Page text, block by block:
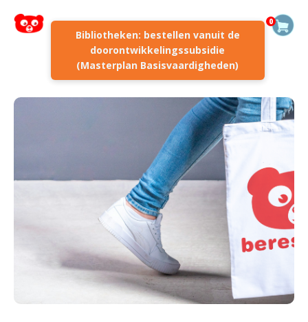
Bibliotheken: bestellen vanuit de
doorontwikkelingssubsidie
(Masterplan Basisvaardigheden)
0